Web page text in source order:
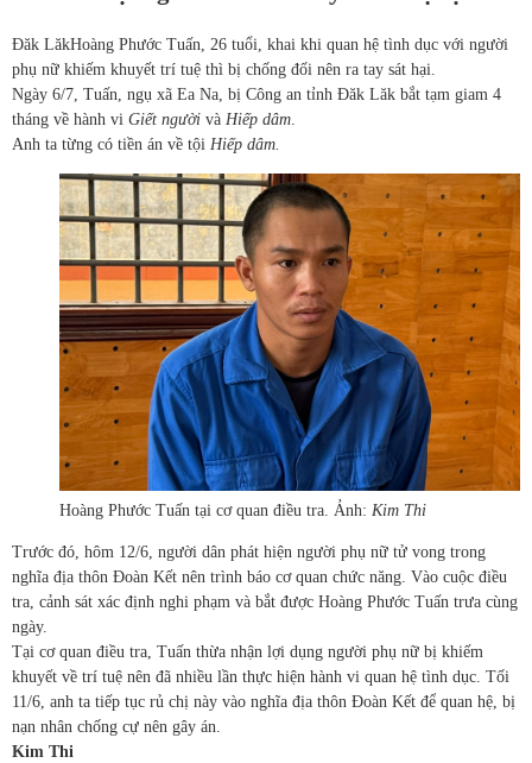
Đăk LăkHoàng Phước Tuấn, 26 tuổi, khai khi quan hệ tình dục với người
phụ nữ khiếm khuyết trí tuệ thì bị chống đối nên ra tay sát hại.
Ngày 6/7, Tuấn, ngụ xã Ea Na, bị Công an tỉnh Đăk Lăk bắt tạm giam 4
tháng về hành vi Giết người và Hiếp dâm
Anh ta từng có tiền án về tội Hiếp dâm.
Hoàng Phước Tuấn tại cơ quan điều tra. Ảnh: Kim Thi
Trước đó, hôm 12/6, người dân phát hiện người phụ nữ tử vong trong
nghĩa địa thôn Đoàn Kết nên trình báo cơ quan chức năng. Vào cuộc điều
tra, cảnh sát xác định nghi phạm và bắt được Hoàng Phước Tuấn trưa cùng
ngày.
Tại cơ quan điều tra, Tuấn thừa nhận lợi dụng người phụ nữ bị khiếm
khuyết về trí tuệ nên đã nhiều lần thực hiện hành vi quan hệ tình dục. Tối
11/6, anh ta tiếp tục rủ chị này vào nghĩa địa thôn Đoàn Kết để quan hệ, bị
nạn nhân chống cự nên gây án.
Kim Thi